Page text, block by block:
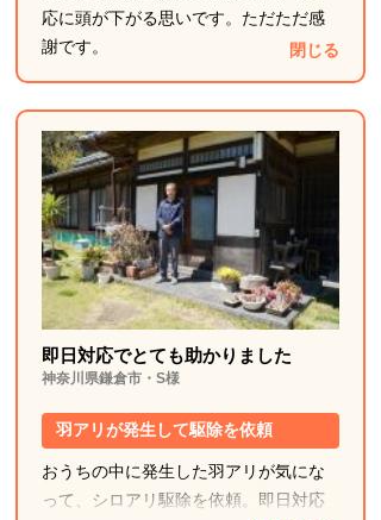
応に頭が下がる思いです。ただただ感
謝です。
閉じる
即日対応でとても助かりました
神奈川県鎌倉市・S様
羽アリが発生して駆除を依頼
おうちの中に発生した羽アリが気にな
って、シロアリ駆除を依頼。即日対応